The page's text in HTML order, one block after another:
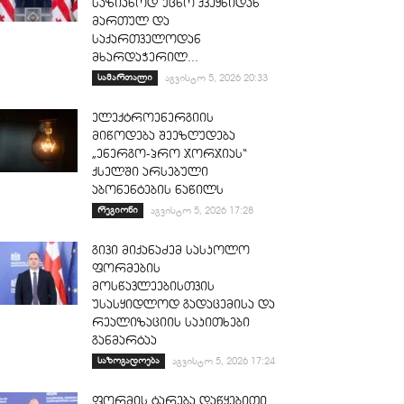
საზიანოდ უცხო ქვეყნიდან
მართულ და
საქართველოდან
მხარდაჭერილ...
სამართალი აგვისტო 5, 2026 20:33
ელექტროენერგიის
მიწოდება შეეზღუდება
„ენერგო-პრო ჯორჯიას“
ქსელში არსებული
აბონენტების ნაწილს
რეგიონი აგვისტო 5, 2026 17:28
გივი მიქანაძემ სასკოლო
ფორმების
მოსწავლეებისთვის
უსასყიდლოდ გადაცემისა და
რეალიზაციის საკითხები
განმარტაა
საზოგადოება აგვისტო 5, 2026 17:24
ფორმის ტარება დაწყებითი